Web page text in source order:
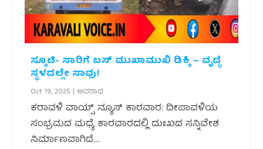
ಸ್ಕೂಟಿ- ಸಾರಿಗೆ ಬಸ್ ಮುಖಾಮುಖಿ ಡಿಕ್ಕಿ – ವೃದ್ಧೆ
ಸ್ಥಳದಲ್ಲೇ ಸಾವು!
Oct 19, 2025 | ಅಪರಾಧ
ಕರಾವಳಿ ವಾಯ್ಸ್ ನ್ಯೂಸ್ ಕಾರವಾರ: ದೀಪಾವಳಿಯ
ಸಂಭ್ರಮದ ಮಧ್ಯೆ ಕಾರವಾರದಲ್ಲಿ ದುಃಖದ ಸನ್ನಿವೇಶ
ನಿರ್ಮಾಣವಾಗಿದೆ....